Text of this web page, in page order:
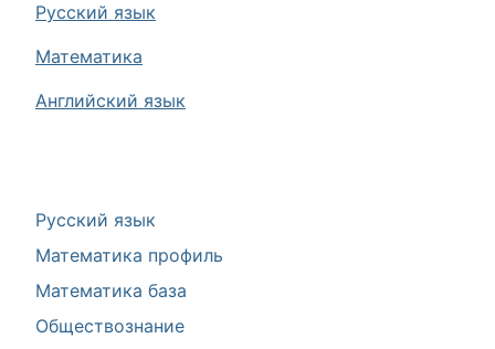
Русский язык
Математика профиль
Математика база
Обществознание
Русский язык
Математика
Английский язык